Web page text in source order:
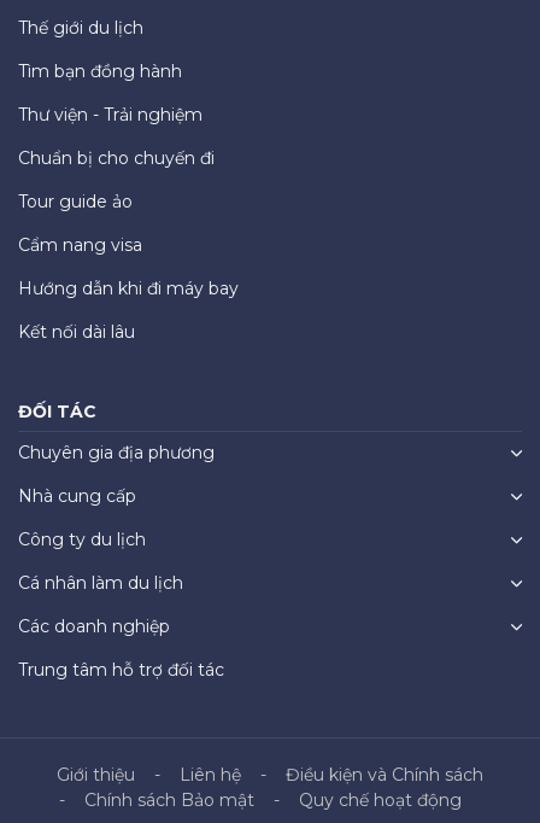
Thế giới du lịch
Tìm bạn đồng hành
Thư viện - Trải nghiệm
Chuẩn bị cho chuyến đi
Tour guide ảo
Cẩm nang visa
Hướng dẫn khi đi máy bay
Kết nối dài lâu
ĐỐI TÁC
Chuyên gia địa phương
Nhà cung cấp
Công ty du lịch
Cá nhân làm du lịch
Các doanh nghiệp
Trung tâm hỗ trợ đối tác
Giới thiệu Liên hệ
Điều kiện và Chính sách
Chính sách Bảo mật
Quy chế hoạt động